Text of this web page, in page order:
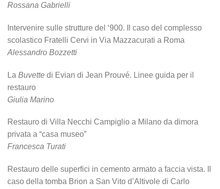
Rossana Gabrielli
Intervenire sulle strutture del ‘900. Il caso del complesso
scolastico Fratelli Cervi in Via Mazzacurati a Roma
Alessandro Bozzetti
La Buvette di Evian di Jean Prouvé. Linee guida per il
restauro
Giulia Marino
Restauro di Villa Necchi Campiglio a Milano da dimora
privata a “casa museo”
Francesca Turati
Restauro delle superfici in cemento armato a faccia vista. Il
caso della tomba Brion a San Vito d’Altivole di Carlo